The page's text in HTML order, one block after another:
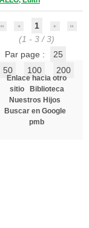
1
(1 - 3 / 3)
Par page :
25
50
100 200
Enlace hacia otro
sitio
Biblioteca
Nuestros Hijos
Buscar en Google
pmb